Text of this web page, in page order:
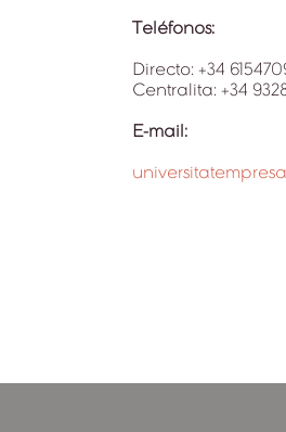
Teléfonos:
Directo: +34
Centralita: +34
E-mail: